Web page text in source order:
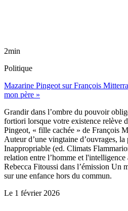
2min
Politique
Mazarine Pingeot sur François
mon père »
Grandir dans l’ombre du pouvoir
fortiori lorsque votre existence relève
Pingeot, « fille cachée » de François
Auteur d’une vingtaine d’ouvrages,
Inappropriable (ed. Climats
relation entre l’homme et
Rebecca Fitoussi dans l’émission Un
sur une enfance hors du commun.
Le 1 février 2026